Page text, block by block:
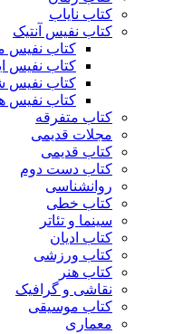
کتاب نایاب
کتاب نفیس آنتیک
کتاب نفیس
کتاب نفیس
کتاب نفیس
کتاب نفیس
کتاب متفرقه
مجلات قدیمی
کتاب قدیمی
کتاب دست دوم
روانشناسی
کتاب خطی
سینما و تئاتر
کتاب ادیان
کتاب ورزشی
کتاب هنر
نقاشی و گرافیک
کتاب موسیقی
معماری